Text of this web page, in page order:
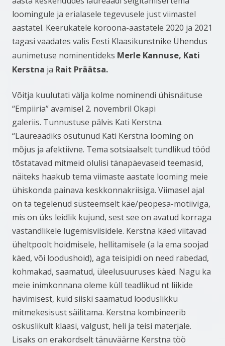
loomingule ja erialasele tegevusele just viimastel
aastatel. Keerukatele koroona-aastatele 2020 ja 2021
tagasi vaadates valis Eesti Klaasikunstnike Ühendus
aunimetuse nominentideks Merle Kannuse, Kati
Kerstna ja Rait Präätsa.
Võitja kuulutati välja kolme nominendi ühisnäituse
“Empiiria” avamisel 2. novembril Okapi
galeriis. Tunnustuse pälvis Kati Kerstna.
“Laureaadiks osutunud Kati Kerstna looming on
mõjus ja afektiivne. Tema sotsiaalselt tundlikud tööd
tõstatavad mitmeid olulisi tänapäevaseid teemasid,
näiteks haakub tema viimaste aastate looming meie
ühiskonda painava keskkonnakriisiga. Viimasel ajal
on ta tegelenud süsteemselt käe/peopesa-motiiviga,
mis on üks leidlik kujund, sest see on avatud korraga
vastandlikele lugemisviisidele. Kerstna käed viitavad
üheltpoolt hoidmisele, hellitamisele (a la ema soojad
käed, või loodushoid), aga teisipidi on need rabedad,
kohmakad, saamatud, üleelusuuruses käed. Nagu ka
meie inimkonnana oleme küll teadlikud nt liikide
hävimisest, kuid siiski saamatud looduslikku
mitmekesisust säilitama. Kerstna kombineerib
oskuslikult klaasi, valgust, heli ja teisi materjale.
Lisaks on erakordselt tänuväärne Kerstna töö